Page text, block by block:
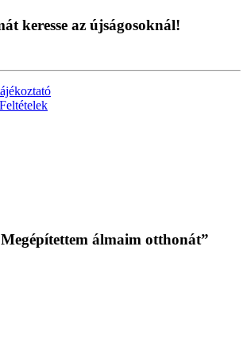
keresse az újságosoknál!
­álmaim otthonát”